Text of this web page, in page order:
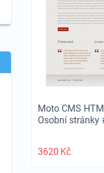
Moto CMS
Osobní stránky
3620 Kč